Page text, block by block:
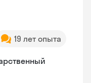
19 лет опыта